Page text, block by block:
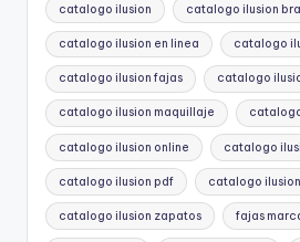
catalogo ilusion catalogo ilusion
catalogo ilusion en linea catalogo
catalogo ilusion fajas catalogo
catalogo ilusion maquillaje
catalogo ilusion online catalogo
catalogo ilusion pdf catalogo
catalogo ilusion zapatos fajas